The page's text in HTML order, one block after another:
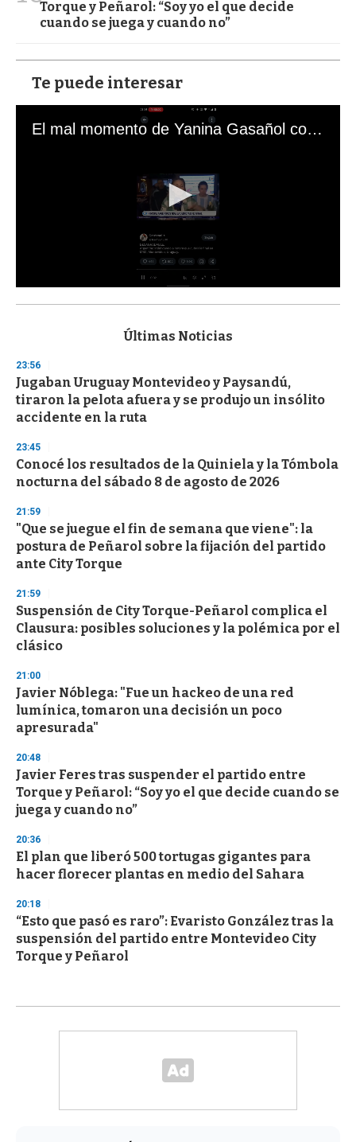
Torque y Peñarol: “Soy yo el que decide
cuando se juega y cuando no”
Te puede interesar
El mal momento de Yanina Gasañol con un hincha argentino en "Subrayado"
s
d
s
o
f
3
s
e
c
o
d
s
Últimas Noticias
23:56
Jugaban Uruguay Montevideo y Paysandú,
tiraron la pelota afuera y se produjo un insólito
accidente en la ruta
23:45
Conocé los resultados de la Quiniela y la Tómbola
nocturna del sábado 8 de agosto de 2026
21:59
"Que se juegue el fin de semana que viene": la
postura de Peñarol sobre la fijación del partido
ante City Torque
21:59
Suspensión de City Torque-Peñarol complica el
Clausura: posibles soluciones y la polémica por el
clásico
21:00
Javier Nóblega: "Fue un hackeo de una red
lumínica, tomaron una decisión un poco
apresurada"
20:48
Javier Feres tras suspender el partido entre
Torque y Peñarol: “Soy yo el que decide cuando se
juega y cuando no”
20:36
El plan que liberó 500 tortugas gigantes para
hacer florecer plantas en medio del Sahara
20:18
“Esto que pasó es raro”: Evaristo González tras la
suspensión del partido entre Montevideo City
Torque y Peñarol